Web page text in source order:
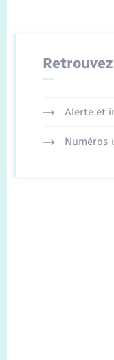
Alerte et
Numéros